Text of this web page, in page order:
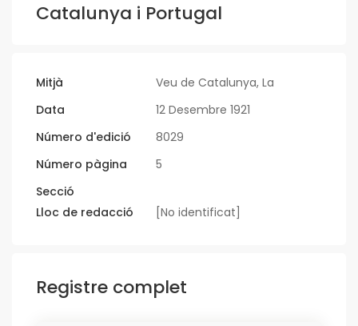
Catalunya i Portugal
Mitjà
Veu de Catalunya, La
Data
12 Desembre 1921
Número d'edició
8029
Número pàgina
5
Secció
Lloc de redacció
[No identificat]
Registre complet